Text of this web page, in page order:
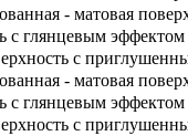
- матовая
с глянцевым эффектом
с
- матовая
с глянцевым эффектом
с